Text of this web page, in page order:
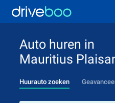
Auto huren in
Mauritius
Huurauto zoeken